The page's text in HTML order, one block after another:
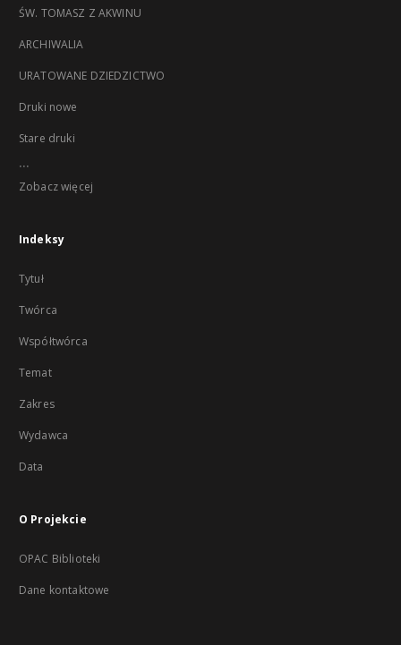
ŚW. TOMASZ Z AKWINU
ARCHIWALIA
URATOWANE DZIEDZICTWO
Druki nowe
Stare druki
...
Zobacz więcej
Indeksy
Tytuł
Twórca
Współtwórca
Temat
Zakres
Wydawca
Data
O Projekcie
OPAC Biblioteki
Dane kontaktowe